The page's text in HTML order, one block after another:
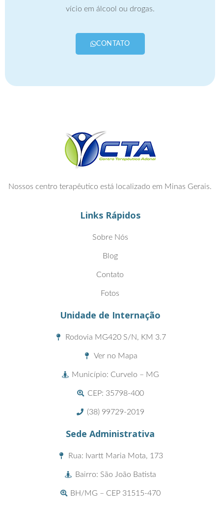
vício em álcool ou drogas.
CONTATO
Nossos centro terapêutico está localizado em Minas Gerais.
Links Rápidos
Sobre Nós
Blog
Contato
Fotos
Unidade de Internação
Rodovia MG420 S/N, KM 3.7
Ver no Mapa
Município: Curvelo – MG
CEP: 35798-400
(38) 99729-2019
Sede Administrativa
Rua: Ivartt Maria Mota, 173
Bairro: São João Batista
BH/MG – CEP 31515-470